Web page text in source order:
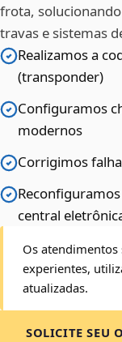
frota,
travas e sistemas
Realizamos a
(transponder)
Configuramos
modernos
Corrigimos
central
Os
experientes,
atualizadas.
SOLICITE SEU